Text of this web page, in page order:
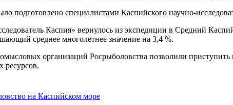
подготовлено специалистами Каспийского научно-
Каспия» вернулось из экспедиции в Средний
среднее многолетнее значение на 3,4 %.
организаций Росрыболовства позволили
ресурсов.
на Каспийском море